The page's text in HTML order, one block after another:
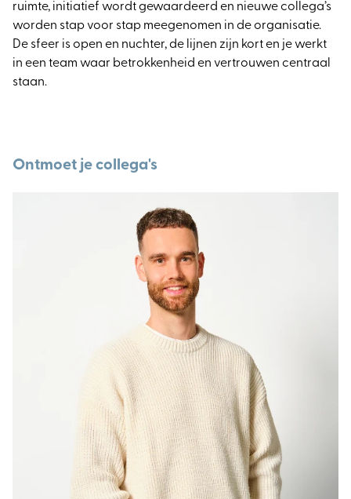
ruimte, initiatief wordt gewaardeerd en nieuwe collega’s
worden stap voor stap meegenomen in de organisatie.
De sfeer is open en nuchter, de lijnen zijn kort en je werkt
in een team waar betrokkenheid en vertrouwen centraal
staan.
Ontmoet je collega's